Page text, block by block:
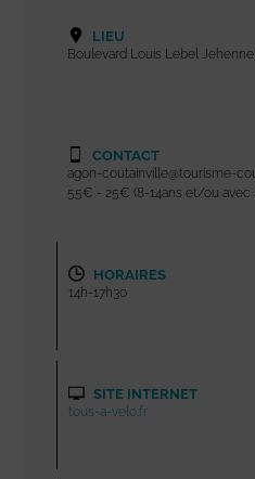
LIEU
Boulevard Louis Lebel
CONTACT
agon-coutainville@tourisme-
55€ - 25€ (8-14ans et/ou avec
HORAIRES
14h-17h30
SITE INTERNET
tous-a-velo.fr